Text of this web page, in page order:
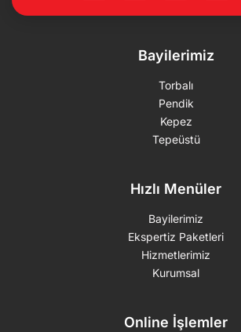
Bayilerimiz
Torbalı
Pendik
Kepez
Tepeüstü
Hızlı Menüler
Bayilerimiz
Ekspertiz Paketleri
Hizmetlerimiz
Kurumsal
Online İşlemler